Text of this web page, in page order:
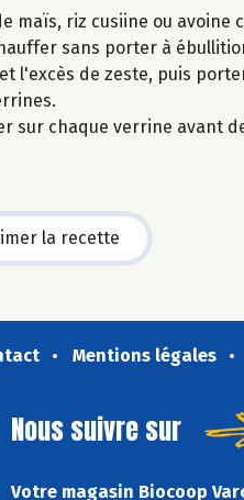
riz cusiine ou avoine
sans porter à
l'excès de zeste, puis
sur chaque verrine avant
la recette
Mentions légales
Nous suivre sur
Votre magasin Biocoop